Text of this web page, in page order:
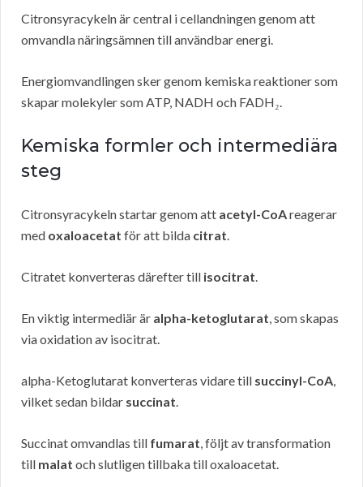
Citronsyracykeln är central i cellandningen genom att
omvandla näringsämnen till användbar energi.
Energiomvandlingen sker genom kemiska reaktioner som
skapar molekyler som ATP, NADH och FADH₂.
Kemiska formler och intermediära
steg
Citronsyracykeln startar genom att acetyl-CoAreagerar
med oxaloacetat för att bilda citrat.
Citratet konverteras därefter till isocitrat.
En viktig intermediär är alpha-ketoglutarat, som skapas
via oxidation av isocitrat.
alpha-Ketoglutarat konverteras vidare till succinyl-CoA,
vilket sedan bildar succinat.
Succinat omvandlas till fumarat, följt av transformation
till malat och slutligen tillbaka till oxaloacetat.